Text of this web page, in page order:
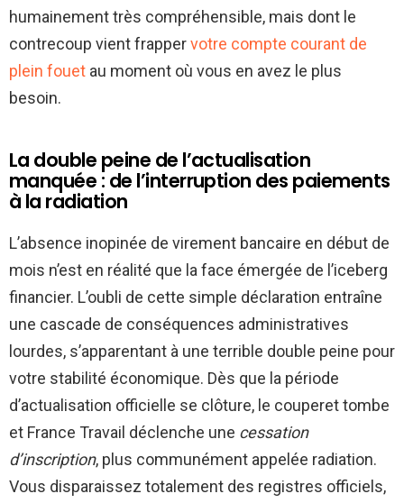
humainement très compréhensible, mais dont le
contrecoup vient frappervotre compte courant de
plein fouet au moment où vous en avez le plus
besoin.
La double peine de l’actualisation
manquée : de l’interruption des paiements
à la radiation
L’absence inopinée de virement bancaire en début de
mois n’est en réalité que la face émergée de l’iceberg
financier. L’oubli de cette simple déclaration entraîne
une cascade de conséquences administratives
lourdes, s’apparentant à une terrible double peine pour
votre stabilité économique. Dès que la période
d’actualisation officielle se clôture, le couperet tombe
et France Travail déclenche une cessation
d’inscription, plus communément appelée radiation.
Vous disparaissez totalement des registres officiels,